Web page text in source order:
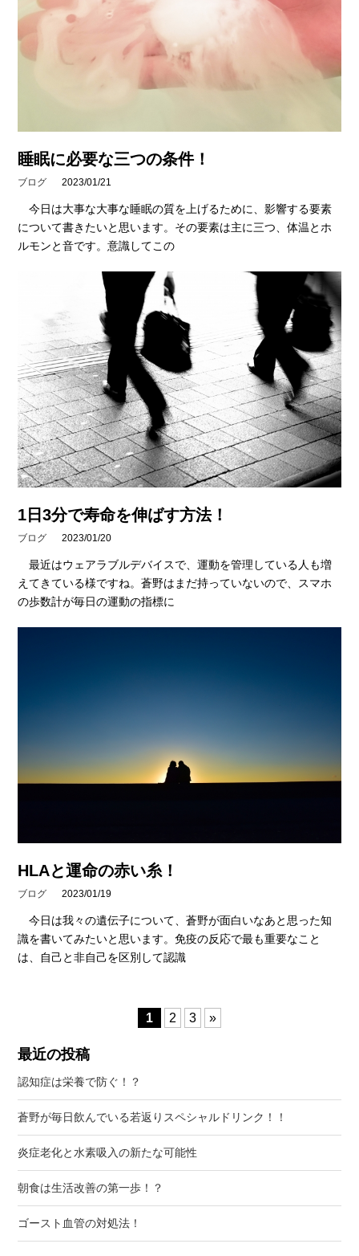
睡眠に必要な三つの条件！
ブログ 2023/01/21
今日は大事な大事な睡眠の質を上げるために、影響する要素
について書きたいと思います。その要素は主に三つ、体温とホ
ルモンと音です。意識してこの
1日3分で寿命を伸ばす方法！
ブログ 2023/01/20
最近はウェアラブルデバイスで、運動を管理している人も増
えてきている様ですね。蒼野はまだ持っていないので、スマホ
の歩数計が毎日の運動の指標に
HLAと運命の赤い糸！
ブログ 2023/01/19
今日は我々の遺伝子について、蒼野が面白いなあと思った知
識を書いてみたいと思います。免疫の反応で最も重要なこと
は、自己と非自己を区別して認識
1 2 3 »
最近の投稿
認知症は栄養で防ぐ！？
蒼野が毎日飲んでいる若返りスペシャルドリンク！！
炎症老化と水素吸入の新たな可能性
朝食は生活改善の第一歩！？
ゴースト血管の対処法！